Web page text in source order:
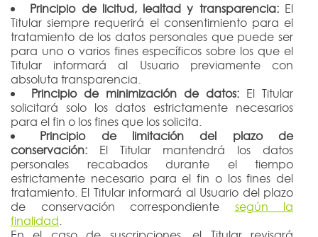
Principio de licitud, lealtad y transparencia:El
Titular siempre requerirá el consentimiento para el
tratamiento de los datos personales que puede ser
para uno o varios fines específicos sobre los que el
Titular informará al Usuario previamente con
absoluta transparencia.
Principio de minimización de datos: El Titular
solicitará solo los datos estrictamente necesarios
para el fin o los fines que los solicita.
Principio de limitación del plazo de
conservación: El Titular mantendrá los datos
personales recabados durante el tiempo
estrictamente necesario para el fin o los fines del
tratamiento. El Titular informará al Usuario del plazo
de conservación correspondiente según la
finalidad.